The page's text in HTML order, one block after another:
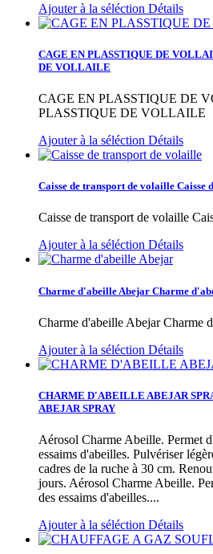
Ajouter à la séléction Détails
CAGE EN PLASSTIQUE DE
DE VOLLAILE
CAGE EN PLASSTIQUE DE
PLASSTIQUE DE VOLLAILE
Ajouter à la séléction Détails
Caisse de transport de volaille Caisse
Caisse de transport de volaille
Ajouter à la séléction Détails
Charme d'abeille Abejar Charme
Charme d'abeille Abejar Charme
Ajouter à la séléction Détails
CHARME D'ABEILLE ABEJAR
ABEJAR SPRAY
Aérosol Charme Abeille. Permet
essaims d'abeilles. Pulvériser
cadres de la ruche à 30 cm.
jours. Aérosol Charme Abeille.
des essaims d'abeilles....
Ajouter à la séléction Détails